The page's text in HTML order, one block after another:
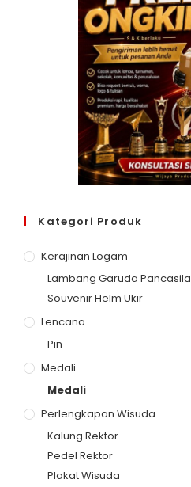
Kategori Produk
Kerajinan Logam
Lambang Garuda Pancasila
Souvenir Helm Ukir
Lencana
Pin
Medali
Medali
Perlengkapan Wisuda
Kalung Rektor
Pedel Rektor
Plakat Wisuda